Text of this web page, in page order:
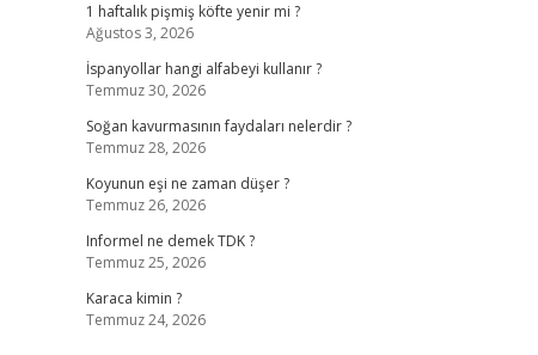
1 haftalık pişmiş köfte yenir mi ?
Ağustos 3, 2026
İspanyollar hangi alfabeyi kullanır ?
Temmuz 30, 2026
Soğan kavurmasının faydaları nelerdir ?
Temmuz 28, 2026
Koyunun eşi ne zaman düşer ?
Temmuz 26, 2026
Informel ne demek TDK ?
Temmuz 25, 2026
Karaca kimin ?
Temmuz 24, 2026